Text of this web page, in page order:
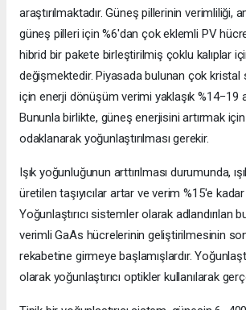
araştırılmaktadır. Güneş pillerinin verimliliği,
güneş pilleri için %6'dan çok eklemli PV
hibrid bir pakete birleştirilmiş çoklu kalıplar
değişmektedir. Piyasada bulunan çok kristal
için enerji dönüşüm verimi yaklaşık %14−19
Bununla birlikte, güneş enerjisini artırmak için
odaklanarak yoğunlaştırılması gerekir.
Işık yoğunluğunun arttırılması durumunda,
üretilen taşıyıcılar artar ve verim %15'e
Yoğunlaştırıcı sistemler olarak adlandırılan
verimli GaAs hücrelerinin geliştirilmesinin
rekabetine girmeye başlamışlardır.
olarak yoğunlaştırıcı optikler kullanılarak